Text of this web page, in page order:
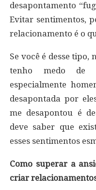
desapontamento
Evitar sentimentos,
relacionamento é o
Se você é desse tipo,
tenho medo de
especialmente
desapontada por
me desapontou é
deve saber que
esses sentimentos
Como superar a
criar